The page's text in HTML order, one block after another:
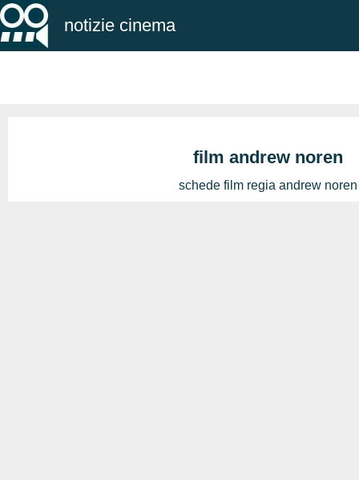
notizie cinema
film andrew noren
schede film regia andrew noren